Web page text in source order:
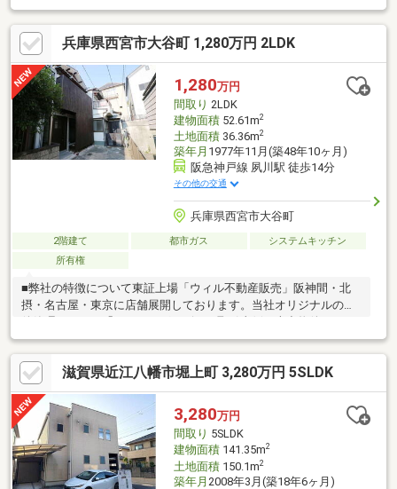
放的なLDK空間！◆収納力豊富なお住まい！居住空間をより広く
確保できます！◆食洗機や浴室乾燥機、床暖房等充実の室内設
備！◆1台分の駐車スペース有！◆阪急京都線「茨木市駅」徒歩
12分！◆大池小学校徒歩5分、東中学校徒歩11分！徒歩圏内に公
園やこども園が点在しており、子育てがしやすい住環境！◆イオ
ン新茨木徒歩4分！近隣はその他買い物施設や飲食店も充実！◆
周辺は主に一戸建てと集合住宅が並ぶ住宅地です。
兵庫県西宮市大谷町 1,280万円 2LDK
1,280万円
間取り 2LDK
建物面積52.61m2
土地面積36.36m2
築年月 1977年11月(築48年10ヶ月)
阪急神戸線 夙川駅 徒歩14分
その他の交通
兵庫県西宮市大谷町
2階建て 都市ガス
システムキッチン
所有権
■弊社の特徴について東証上場「ウィル不動産販売」阪神間・北
摂・名古屋・東京に店舗展開しております。当社オリジナルの物
挙に比較、ご説明いたします。お買い換え・リフォーム・ローン
相談等お住まいに関わることは何でもご相談ください。弊社独自
のお得な「平日会員制度」あります。現地待ち合わせや物件最寄
り駅までの送迎も可能です。まずはお気軽にお電話を！【定休
日】なし・年末年始・他【営業時間】10：00～19：00駐車場・キ
ッズスペースもございます。小さなお子様がいらっしゃるご家庭
もお気軽にご来場下さい！詳しくは当社ホームページまで。
滋賀県近江八幡市堀上町 3,280万円 5SLDK
3,280万円
間取り 5SLDK
建物面積141.35m2
土地面積150.1m2
築年月 2008年3月(築18年6ヶ月)